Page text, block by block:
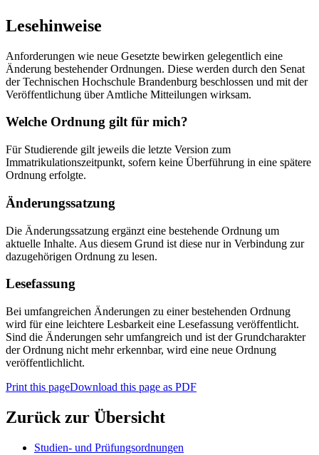
Lesehinweise
Anforderungen wie neue Gesetzte bewirken gelegentlich eine
Änderung bestehender Ordnungen. Diese werden durch den Senat
der Technischen Hochschule Brandenburg beschlossen und mit der
Veröffentlichung über Amtliche Mitteilungen wirksam.
Welche Ordnung gilt für mich?
Für Studierende gilt jeweils die letzte Version zum
Immatrikulationszeitpunkt, sofern keine Überführung in eine spätere
Ordnung erfolgte.
Änderungssatzung
Die Änderungssatzung ergänzt eine bestehende Ordnung um
aktuelle Inhalte. Aus diesem Grund ist diese nur in Verbindung zur
dazugehörigen Ordnung zu lesen.
Lesefassung
Bei umfangreichen Änderungen zu einer bestehenden Ordnung
wird für eine leichtere Lesbarkeit eine Lesefassung veröffentlicht.
Sind die Änderungen sehr umfangreich und ist der Grundcharakter
der Ordnung nicht mehr erkennbar, wird eine neue Ordnung
veröffentlichlicht.
Print this pageDownload this page as PDF
Zurück zur Übersicht
Studien- und Prüfungsordnungen